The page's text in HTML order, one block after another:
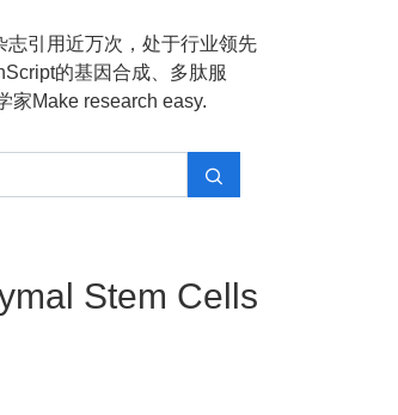
引用近万次，处于行业领先
的基因合成、多肽服
家Make research easy.
Stem Cells